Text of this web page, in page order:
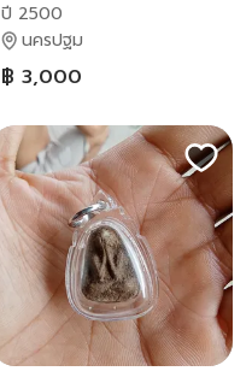
ปี 2500
นครปฐม
฿ 3,000